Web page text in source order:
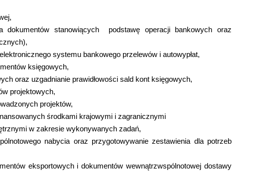
dokumentów stanowiących podstawę operacji bankowych oraz
systemu bankowego przelewów i autowypłat,
księgowych,
oraz uzgadnianie prawidłowości sald kont księgowych,
projektowych,
projektów,
środkami krajowymi i zagranicznymi
w zakresie wykonywanych zadań,
nabycia oraz przygotowywanie zestawienia dla potrzeb
eksportowych i dokumentów wewnątrzwspólnotowej dostawy